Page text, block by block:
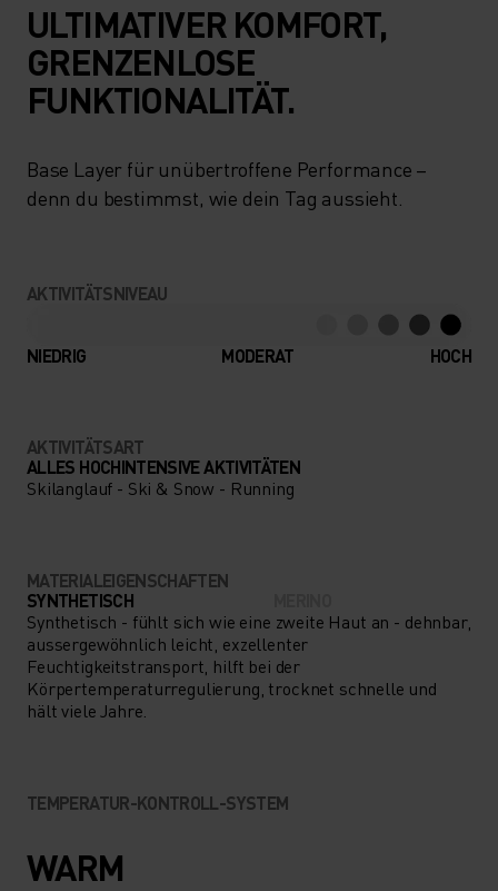
ULTIMATIVER KOMFORT,
GRENZENLOSE
FUNKTIONALITÄT.
Base Layer für unübertroffene Performance –
denn du bestimmst, wie dein Tag aussieht.
AKTIVITÄTSNIVEAU
NIEDRIG MODERAT HOCH
AKTIVITÄTSART
ALLES HOCHINTENSIVE AKTIVITÄTEN
Skilanglauf - Ski & Snow - Running
MATERIALEIGENSCHAFTEN
SYNTHETISCH
Synthetisch - fühlt sich wie eine zweite Haut an - dehnbar,
aussergewöhnlich leicht, exzellenter
Feuchtigkeitstransport, hilft bei der
Körpertemperaturregulierung, trocknet schnelle und
hält viele Jahre.
TEMPERATUR-KONTROLL-SYSTEM
WARM